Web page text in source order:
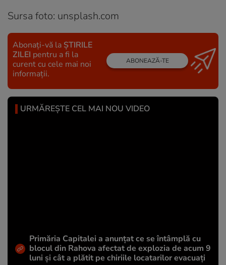
Sursa foto: unsplash.com
Abonați-vă la ȘTIRILE
ZILEI pentru a fi la
curent cu cele mai noi
informații.
ABONEAZĂ-TE
URMĂREȘTE CEL MAI NOU VIDEO
Primăria Capitalei a anunțat ce se întâmplă cu
blocul din Rahova afectat de explozia de acum 9
luni și cât a plătit pe chiriile locatarilor evacuați